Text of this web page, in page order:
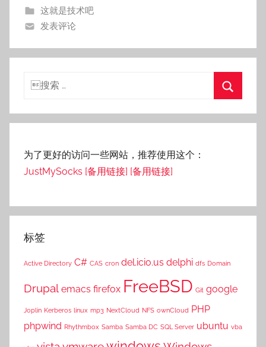
这就是技术吧
发表评论
搜
索
为了更好的访问一些网站，推荐使用这个：
JustMySocks [备用链接] [备用链接]
标签
Active Directory C# CAS cron del.icio.us delphi dfs Domain
Drupal emacs firefox FreeBSD Git google
Joplin Kerberos linux mp3 NextCloud NFS ownCloud PHP
phpwind Rhythmbox Samba Samba DC SQL Server ubuntu vba